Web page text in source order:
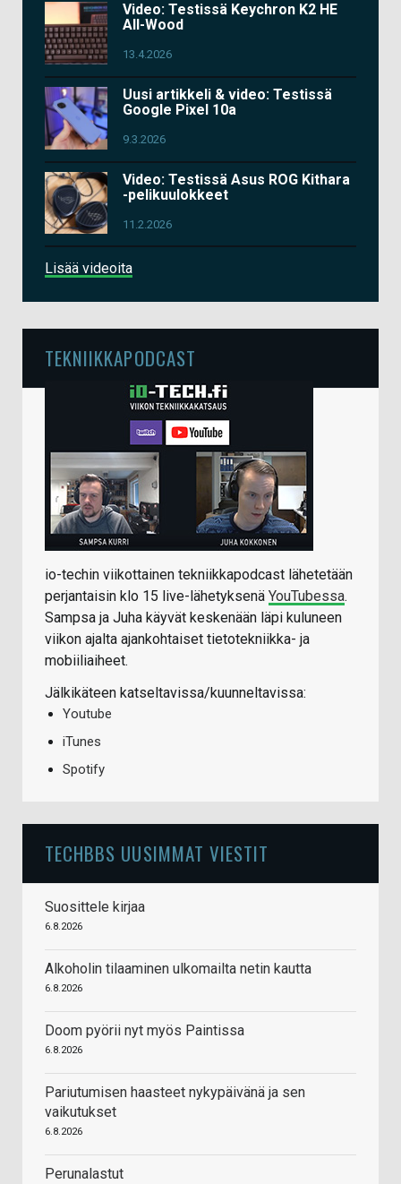
Video: Testissä Keychron K2 HE
All-Wood
13.4.2026
Uusi artikkeli & video: Testissä
Google Pixel 10a
9.3.2026
Video: Testissä Asus ROG Kithara
-pelikuulokkeet
11.2.2026
Lisää videoita
TEKNIIKKAPODCAST
io-techin viikottainen tekniikkapodcast lähetetään
perjantaisin klo 15 live-lähetyksenä YouTubessa.
Sampsa ja Juha käyvät keskenään läpi kuluneen
viikon ajalta ajankohtaiset tietotekniikka- ja
mobiiliaiheet.
Jälkikäteen katseltavissa/kuunneltavissa:
Youtube
iTunes
Spotify
TECHBBS UUSIMMAT VIESTIT
Suosittele kirjaa
6.8.2026
Alkoholin tilaaminen ulkomailta netin kautta
6.8.2026
Doom pyörii nyt myös Paintissa
6.8.2026
Pariutumisen haasteet nykypäivänä ja sen
vaikutukset
6.8.2026
Perunalastut